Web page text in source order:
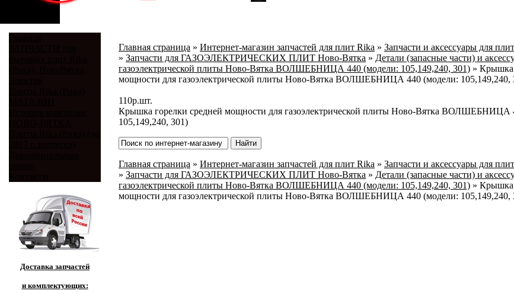
Доставка запчастей
и комплектующих:
Главная страница » Интернет-магазин запчастей для плит Rika » Запчасти и аксессуары для
» Запчасти для ГАЗОЭЛЕКТРИЧЕСКИХ ПЛИТ Ново-Вятка » Детали (запасные части) и
газоэлектрической плиты Ново-Вятка ВОЛШЕБНИЦА 440 (модели: 105,149,240, 301) » Крышка
мощности для газоэлектрической плиты Ново-Вятка ВОЛШЕБНИЦА 440 (модели: 105,149,240,
110р.шт.
Крышка горелки средней мощности для газоэлектрической плиты Ново-Вятка ВОЛШЕБНИЦА
105,149,240, 301)
Главная страница » Интернет-магазин запчастей для плит Rika » Запчасти и аксессуары для
» Запчасти для ГАЗОЭЛЕКТРИЧЕСКИХ ПЛИТ Ново-Вятка » Детали (запасные части) и
газоэлектрической плиты Ново-Вятка ВОЛШЕБНИЦА 440 (модели: 105,149,240, 301) » Крышка
мощности для газоэлектрической плиты Ново-Вятка ВОЛШЕБНИЦА 440 (модели: 105,149,240,